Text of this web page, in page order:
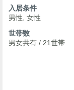
入居条件
男性, 女性
世帯数
男女共有 / 21世帯